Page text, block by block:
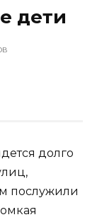
дети
долго
послужили